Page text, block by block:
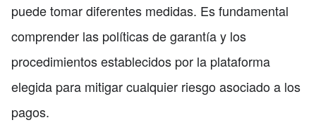
puede tomar diferentes medidas. Es fundamental
comprender las políticas de garantía y los
procedimientos establecidos por la plataforma
elegida para mitigar cualquier riesgo asociado a los
pagos.